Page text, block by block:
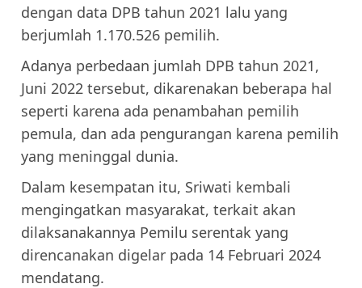
dengan data DPB tahun 2021 lalu yang
berjumlah 1.170.526 pemilih.
Adanya perbedaan jumlah DPB tahun 2021,
Juni 2022 tersebut, dikarenakan beberapa hal
seperti karena ada penambahan pemilih
pemula, dan ada pengurangan karena pemilih
yang meninggal dunia.
Dalam kesempatan itu, Sriwati kembali
mengingatkan masyarakat, terkait akan
dilaksanakannya Pemilu serentak yang
direncanakan digelar pada 14 Februari 2024
mendatang.